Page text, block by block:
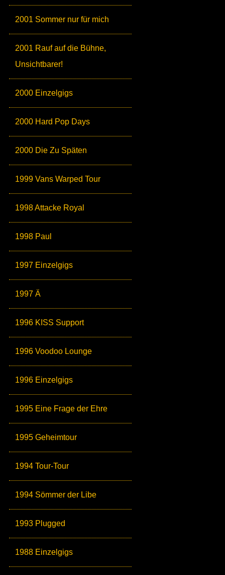
2001 Sommer nur für mich
2001 Rauf auf die Bühne,
Unsichtbarer!
2000 Einzelgigs
2000 Hard Pop Days
2000 Die Zu Späten
1999 Vans Warped Tour
1998 Attacke Royal
1998 Paul
1997 Einzelgigs
1997 Ä
1996 KISS Support
1996 Voodoo Lounge
1996 Einzelgigs
1995 Eine Frage der Ehre
1995 Geheimtour
1994 Tour-Tour
1994 Sömmer der Libe
1993 Plugged
1988 Einzelgigs